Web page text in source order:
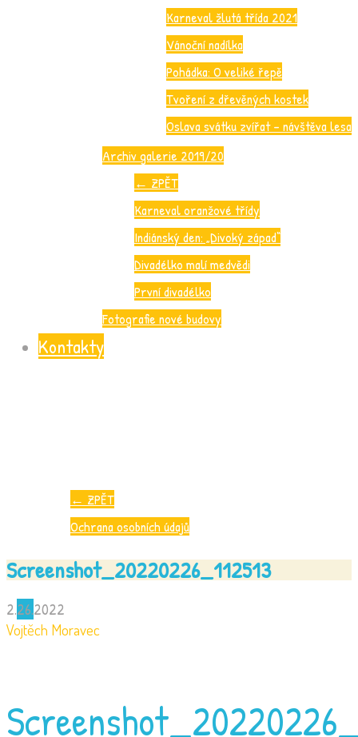
Karneval žlutá třída 2021
Vánoční nadílka
Pohádka: O veliké řepě
Tvoření z dřevěných kostek
Oslava svátku zvířat – návštěva lesa
Archiv galerie 2019/20
← ZPĚT
Karneval oranžové třídy
Indiánský den: „Divoký západ“
Divadélko malí medvědi
První divadélko
Fotografie nové budovy
Kontakty
← ZPĚT
Ochrana osobních údajů
Screenshot_20220226_112513
2.26.2022
Vojtěch Moravec